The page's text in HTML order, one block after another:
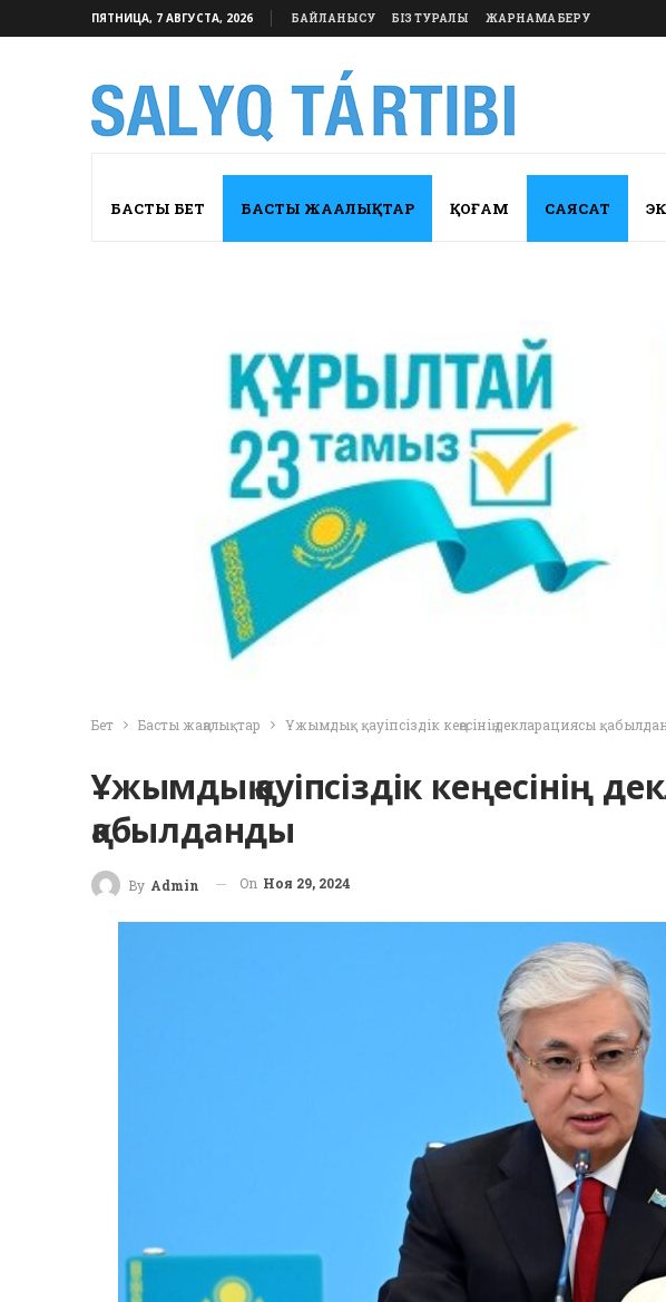
ПЯТНИЦА, 7 АВГУСТА, 2026 БАЙЛАНЫСУ БІЗ ТУРАЛЫ ЖАРНАМА БЕРУ
БАСТЫ БЕТ БАСТЫ ЖАҢАЛЫҚТАР ҚОҒАМ САЯСАТ
Бет Басты жаңалықтар Ұжымдық қауіпсіздік кеңесінің декларациясы
Ұжымдық қауіпсіздік кеңесінің
қабылданды
By Admin On Ноя 29, 2024